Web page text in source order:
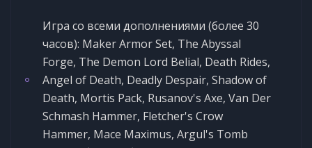
Игра со всеми дополнениями (более 30
часов): Maker Armor Set, The Abyssal
Forge, The Demon Lord Belial, Death Rides,
Angel of Death, Deadly Despair, Shadow of
Death, Mortis Pack, Rusanov's Axe, Van Der
Schmash Hammer, Fletcher's Crow
Hammer, Mace Maximus, Argul's Tomb